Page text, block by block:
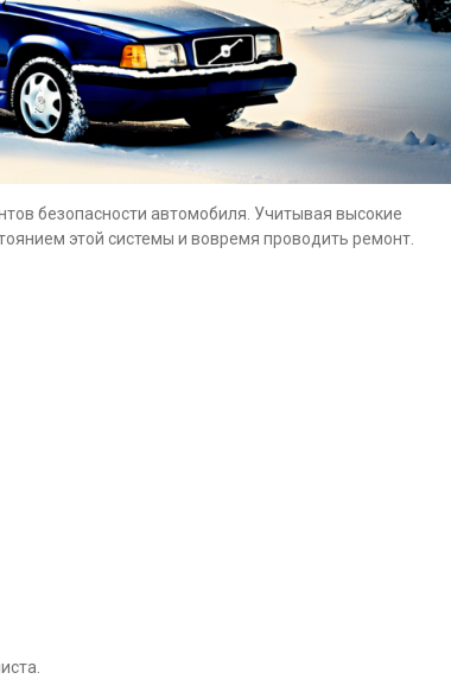
безопасности автомобиля. Учитывая высокие
этой системы и вовремя проводить ремонт.